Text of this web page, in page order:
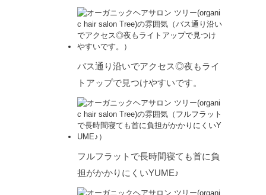
バス通り沿いでアクセス◎夜もライ
トアップで見つけやすいです。
フルフラットで長時間寝ても首に負
担がかかりにくいYUME♪